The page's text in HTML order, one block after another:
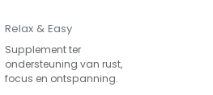
Relax & Easy
Supplement ter
ondersteuning van rust,
focus en ontspanning.